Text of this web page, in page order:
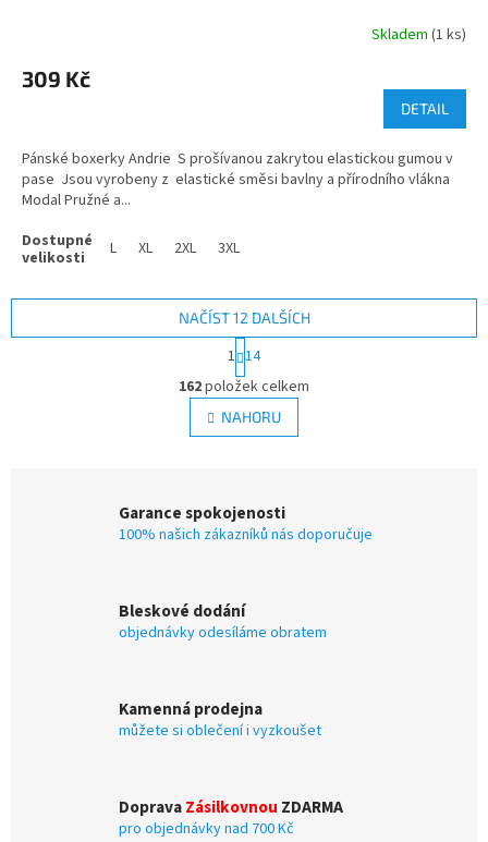
Skladem (1 ks)
309 Kč
DETAIL
Pánské boxerky Andrie S prošívanou zakrytou elastickou gumou v
pase Jsou vyrobeny z elastické směsi bavlny a přírodního vlákna
Modal Pružné a...
L XL 2XL 3XL
O
v
l
á
í
p
k
y
v
i
s
NAČÍST 12 DALŠÍCH
S
t
r
á
n
k
n
í
1 14
162položek celkem
NAHORU
Garance spokojenosti
100% našich zákazníků nás doporučuje
Bleskové dodání
objednávky odesíláme obratem
Kamenná prodejna
můžete si oblečení i vyzkoušet
DopravaZásilkovnou ZDARMA
pro objednávky nad 700 Kč